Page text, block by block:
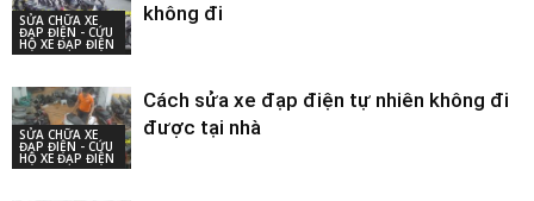
SỬA CHỮA XE
ĐẠP ĐIỆN - CỨU
HỘ XE ĐẠP ĐIỆN
không đi
SỬA CHỮA XE
ĐẠP ĐIỆN - CỨU
HỘ XE ĐẠP ĐIỆN
Cách sửa xe đạp điện tự nhiên không đi
được tại nhà